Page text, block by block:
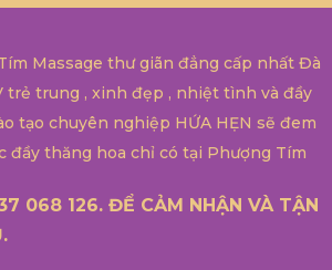
Massage thư giãn đẳng cấp nhất Đà
trẻ trung , xinh đẹp , nhiệt tình và đầy
tạo chuyên nghiệp HỨA HẸN sẽ đem
đầy thăng hoa chỉ có tại Phượng Tím
068 126. ĐỂ CẢM NHẬN VÀ TẬN